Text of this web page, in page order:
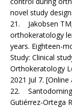
novel study
21. Jakobsen
orthokeratology
years. Eighteen-
Study: Clinical
Orthokeratology
2021 Jul 7.
22.
Gutiérrez-Ortega